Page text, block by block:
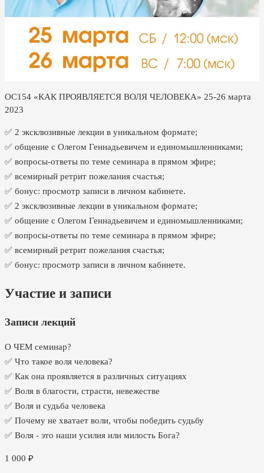
ОС154 «КАК ПРОЯВЛЯЕТСЯ ВОЛЯ ЧЕЛОВЕКА» 25-26 марта
2023
✅ 2 эксклюзивные лекции в уникальном формате;
✅ общение с Олегом Геннадьевичем и единомышленниками;
✅ вопросы-ответы по теме семинара в прямом эфире;
✅ всемирный ретрит пожелания счастья;
✅ бонус: просмотр записи в личном кабинете.
✅ 2 эксклюзивные лекции в уникальном формате;
✅ общение с Олегом Геннадьевичем и единомышленниками;
✅ вопросы-ответы по теме семинара в прямом эфире;
✅ всемирный ретрит пожелания счастья;
✅ бонус: просмотр записи в личном кабинете.
Участие и записи
Записи лекций
О ЧЕМ семинар?
✅ Что такое воля человека?
✅ Как она проявляется в различных ситуациях
✅ Воля в благости, страсти, невежестве
✅ Воля и судьба человека
✅ Почему не хватает воли, чтобы победить судьбу
✅ Воля - это наши усилия или милость Бога?
1 000 ₽